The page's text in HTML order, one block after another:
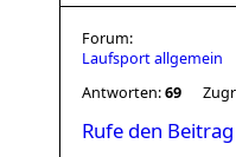
Forum:
Laufsport allgemein
Antworten:69
Rufe den